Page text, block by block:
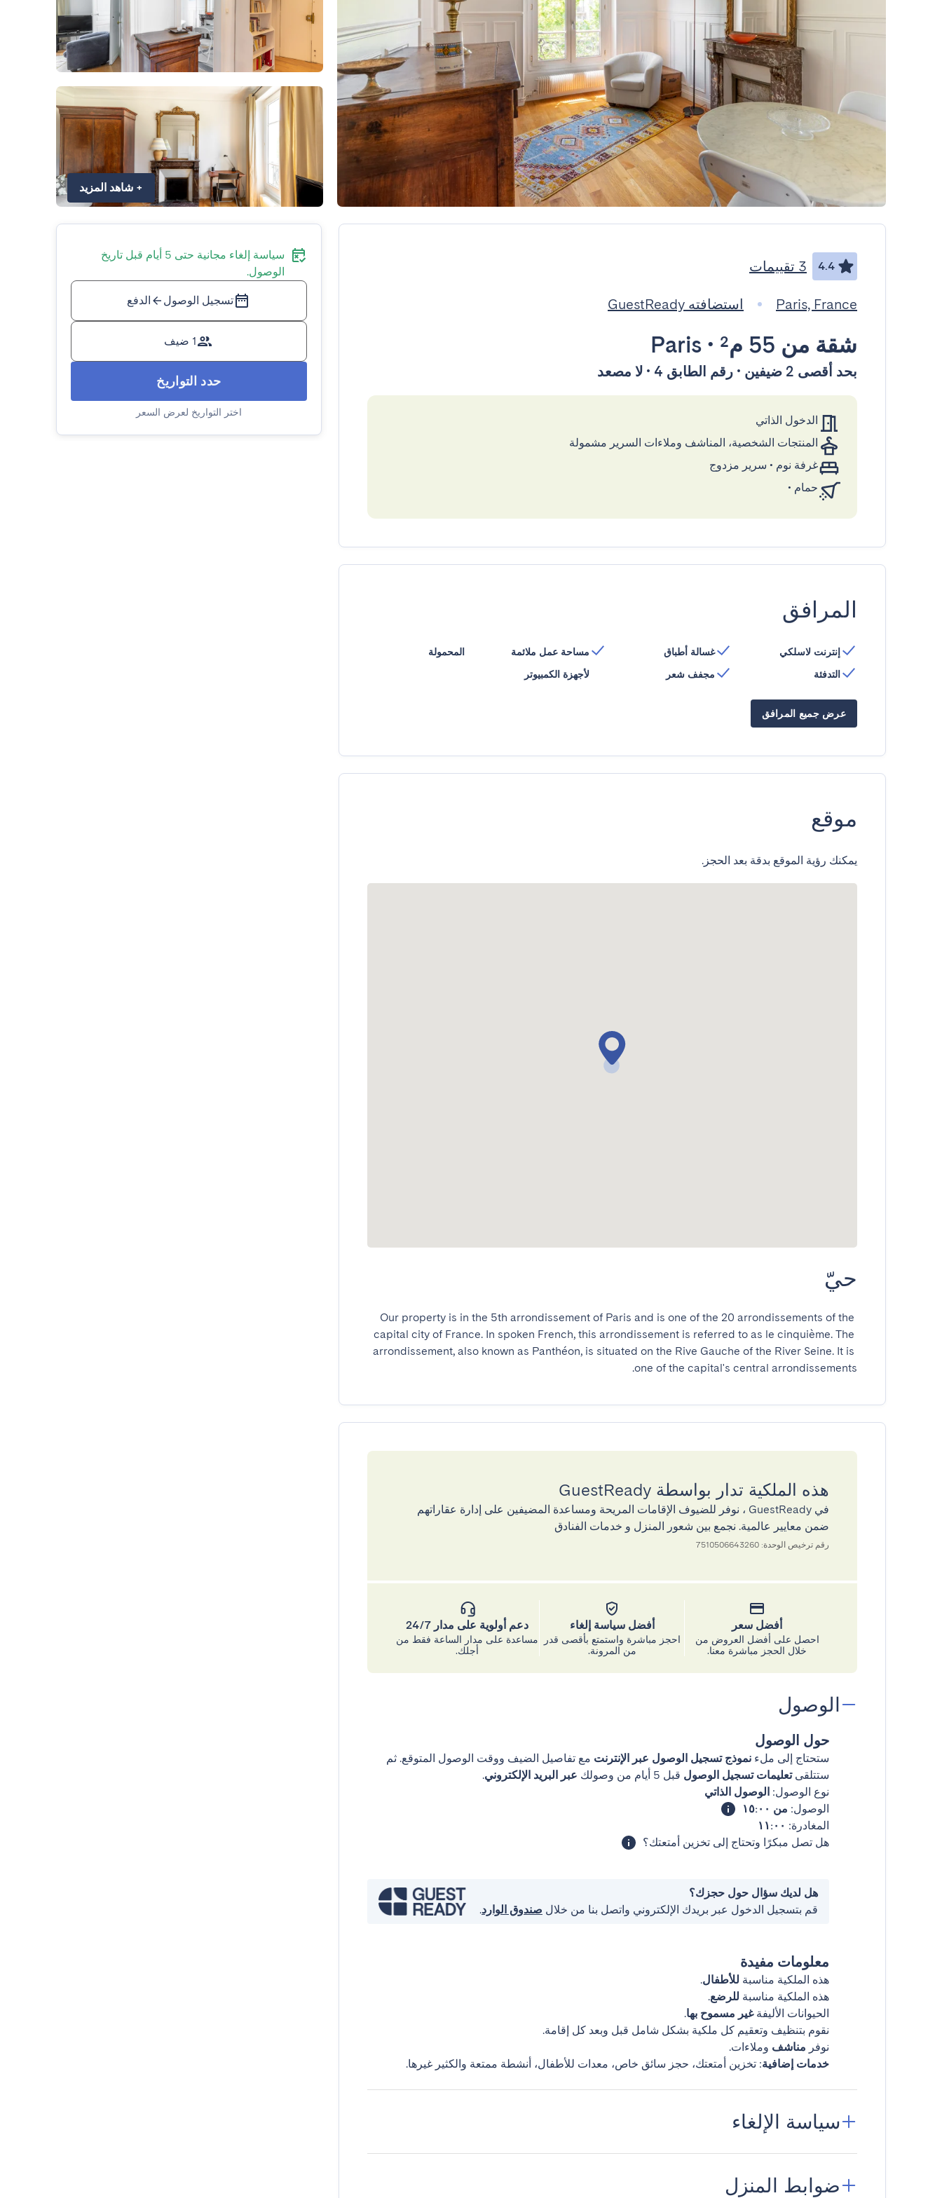
+ شاهد المزيد
4.4 3 تقييمات
Paris, France استضافته GuestReady
شقة من 55 م² •
Paris
بحد أقصى 2 ضيفين • رقم الطابق 4 • لا مصعد
الدخول الذاتي
المنتجات الشخصية، المناشف وملاءات السرير مشمولة
غرفة نوم • سرير مزدوج
حمام •
المرافق
إنترنت لاسلكي
التدفئة
غسالة أطباق
مجفف شعر
مساحة عمل ملائمة
لأجهزة الكمبيوتر
المحمولة
عرض جميع المرافق
موقع
يمكنك رؤية الموقع بدقة بعد الحجز.
حيّ
Our property is in the 5th arrondissement of Paris and is one of the 20 arrondissements of the
capital city of France. In spoken French, this arrondissement is referred to as le cinquième. The
arrondissement, also known as Panthéon, is situated on the Rive Gauche of the River Seine. It is
one of the capital's central arrondissements.
هذه الملكية تدار بواسطة GuestReady
في GuestReady ، نوفر للضيوف الإقامات المريحة ومساعدة المضيفين على إدارة عقاراتهم
ضمن معايير عالمية. نجمع بين شعور المنزل و خدمات الفنادق
رقم ترخيص الوحدة: 7510506643260
أفضل سعر
احصل على أفضل العروض من
خلال الحجز مباشرة معنا.
أفضل سياسة إلغاء
احجز مباشرة واستمتع بأقصى قدر
من المرونة.
دعم أولوية على مدار 24/7
مساعدة على مدار الساعة فقط من
أجلك.
الوصول
حول الوصول
ستحتاج إلى ملء نموذج تسجيل الوصول عبر الإنترنت مع تفاصيل الضيف ووقت الوصول المتوقع. ثم
ستتلقىتعليمات تسجيل الوصول قبل 5 أيام من وصولك عبر البريد الإلكتروني.
نوع الوصول: الوصول الذاتي
الوصول: من ١٥:٠٠
المغادرة: ١١:٠٠
هل تصل مبكرًا وتحتاج إلى تخزين أمتعتك؟
هل لديك سؤال حول حجزك؟
قم بتسجيل الدخول عبر بريدك الإلكتروني واتصل بنا من خلال صندوق الوارد.
معلومات مفيدة
هذه الملكية مناسبة للأطفال.
هذه الملكية مناسبة للرضع.
الحيوانات الأليفةغير مسموح بها.
نقوم بتنظيف وتعقيم كل ملكية بشكل شامل قبل وبعد كل إقامة.
نوفر مناشف وملاءات.
خدمات إضافية: تخزين أمتعتك، حجز سائق خاص، معدات للأطفال، أنشطة ممتعة والكثير غيرها.
سياسة الإلغاء
ضوابط المنزل
سياسة إلغاء مجانية حتى 5 أيام قبل تاريخ
الوصول.
تسجيل الوصول الدفع
1 ضيف
حدد التواريخ
اختر التواريخ لعرض السعر